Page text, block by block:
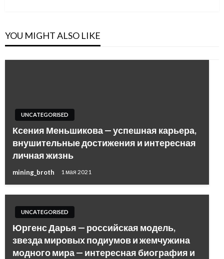
YOU MIGHT ALSO LIKE
UNCATEGORISED
Ксения Меньшикова — успешная карьера,
внушительные достижения и интересная
личная жизнь
mining_broth 1 мая 2021
UNCATEGORISED
Юргенс Дарья — российская модель,
звезда мировых подиумов и жемчужина
модного мира — интересная биография и